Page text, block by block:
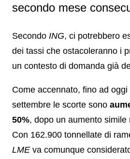
secondo mese
Secondo ING, ci potrebbero
dei tassi che ostacoleranno i
un contesto di domanda già
Come accennato, fino ad oggi
settembre le scorte sono
50%, dopo un aumento simile
Con 162.900 tonnellate di
LME va comunque